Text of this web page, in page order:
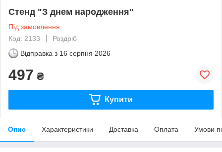
Стенд "З днем народження"
Під замовлення
Код: 2133
Роздріб
Відправка з 16 серпня 2026
497 ₴
Купити
Опис Характеристики Доставка Оплата Умови